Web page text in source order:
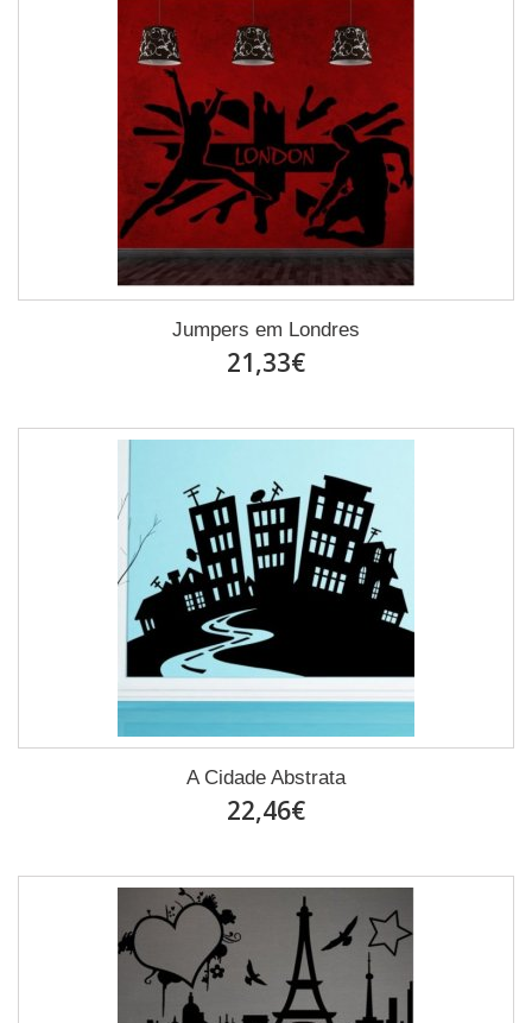
Jumpers em Londres
21,33€
A Cidade Abstrata
22,46€